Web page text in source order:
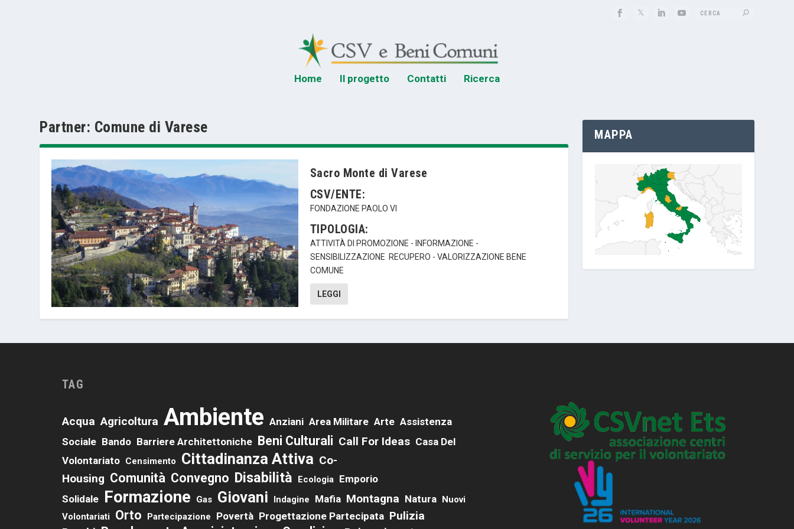
Home Il progetto Contatti Ricerca
Partner: Comune di Varese
Sacro Monte di Varese
CSV/ENTE:
FONDAZIONE PAOLO VI
TIPOLOGIA:
ATTIVITÀ DI PROMOZIONE - INFORMAZIONE -
SENSIBILIZZAZIONE RECUPERO - VALORIZZAZIONE BENE
COMUNE
LEGGI
MAPPA
TAG
Acqua Agricoltura Ambiente Anziani Area Militare Arte Assistenza
Sociale Bando Barriere Architettoniche Beni Culturali Call For Ideas Casa Del
Volontariato Censimento Cittadinanza Attiva Co-
Housing Comunità Convegno Disabilità Ecologia Emporio
Solidale Formazione Gas Giovani Indagine Mafia Montagna Natura Nuovi
Volontariati Orto Partecipazione Povertà Progettazione Partecipata Pulizia